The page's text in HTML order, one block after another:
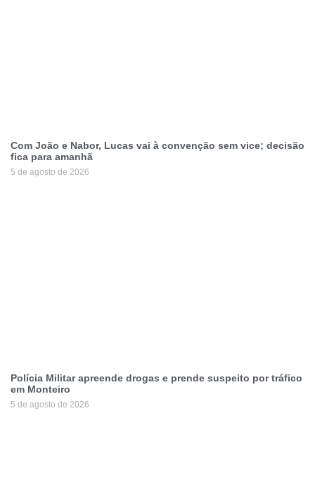
Com João e Nabor, Lucas vai à convenção sem vice; decisão
fica para amanhã
5 de agosto de 2026
Polícia Militar apreende drogas e prende suspeito por tráfico
em Monteiro
5 de agosto de 2026